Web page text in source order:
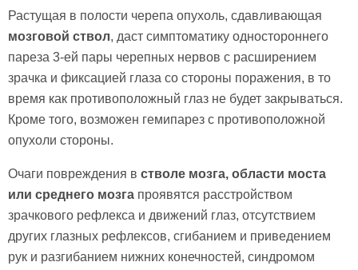
Растущая в полости черепа опухоль, сдавливающая
мозговой ствол, даст симптоматику одностороннего
пареза 3-ей пары черепных нервов с расширением
зрачка и фиксацией глаза со стороны поражения, в то
время как противоположный глаз не будет закрываться.
Кроме того, возможен гемипарез с противоположной
опухоли стороны.
Очаги повреждения в стволе мозга, области моста
или среднего мозга проявятся расстройством
зрачкового рефлекса и движений глаз, отсутствием
других глазных рефлексов, сгибанием и приведением
рук и разгибанием нижних конечностей, синдромом